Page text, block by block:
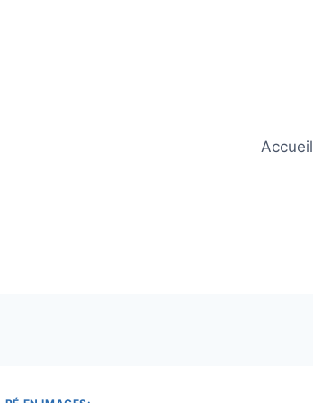
Accueil